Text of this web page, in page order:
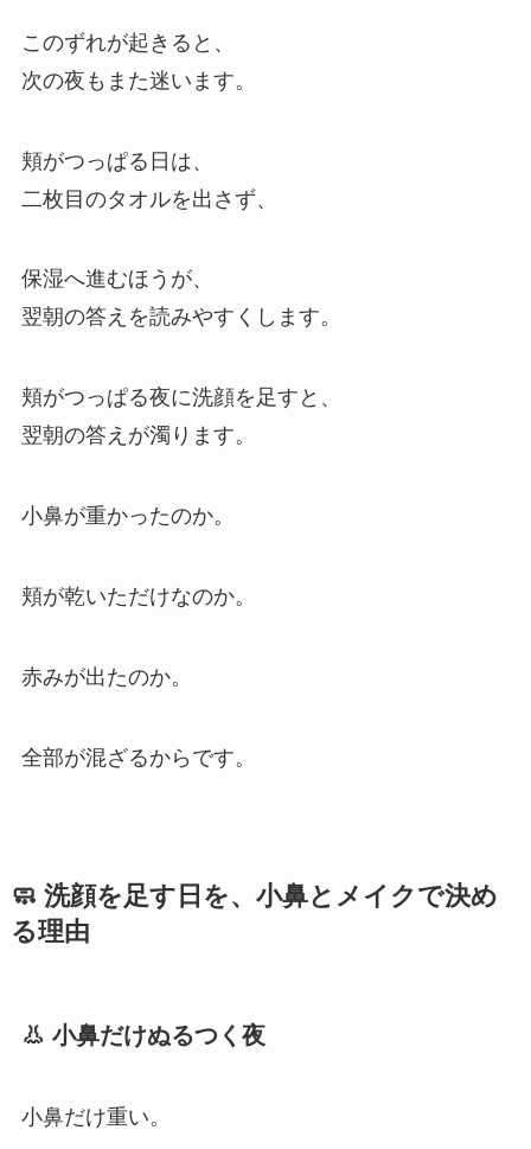
このずれが起きると、
次の夜もまた迷います。
頬がつっぱる日は、
二枚目のタオルを出さず、
保湿へ進むほうが、
翌朝の答えを読みやすくします。
頬がつっぱる夜に洗顔を足すと、
翌朝の答えが濁ります。
小鼻が重かったのか。
頬が乾いただけなのか。
赤みが出たのか。
全部が混ざるからです。
🧼 洗顔を足す日を、小鼻とメイクで決め
る理由
👃 小鼻だけぬるつく夜
小鼻だけ重い。